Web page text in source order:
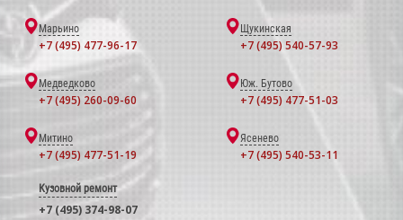
Марьино
+7 (495) 477-96-17
Щукинская
+7 (495) 540-57-93
Медведково
+7 (495) 260-09-60
Юж. Бутово
+7 (495) 477-51-03
Митино
+7 (495) 477-51-19
Ясенево
+7 (495) 540-53-11
Кузовной ремонт
+7 (495) 374-98-07